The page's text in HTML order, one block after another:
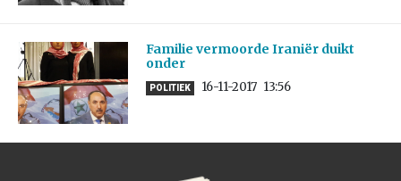
Familie vermoorde Iraniër duikt
onder
POLITIEK 16-11-2017 13:56